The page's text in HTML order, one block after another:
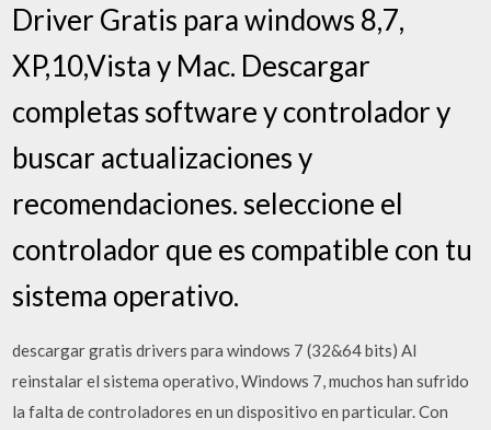
Driver Gratis para windows 8,7,
XP,10,Vista y Mac. Descargar
completas software y controlador y
buscar actualizaciones y
recomendaciones. seleccione el
controlador que es compatible con tu
sistema operativo.
descargar gratis drivers para windows 7 (32&64 bits) Al
reinstalar el sistema operativo, Windows 7, muchos han sufrido
la falta de controladores en un dispositivo en particular. Con